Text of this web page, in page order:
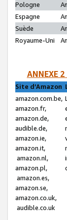
Pologne
Espagne
Suède
Royaume-Uni
ANNEXE
Site d’Amazon
amazon.com.be,
amazon.fr,
amazon.de,
audible.de,
amazon.ie,
amazon.it,
amazon.nl,
amazon.pl,
amazon.es,
amazon.se,
amazon.co.uk,
audible.co.uk